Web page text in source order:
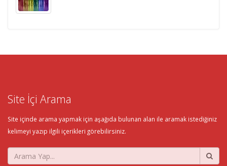
Site İçi Arama
Site içinde arama yapmak için aşağıda bulunan alan ile aramak istediğiniz
kelimeyi yazıp ilgili içerikleri görebilirsiniz.